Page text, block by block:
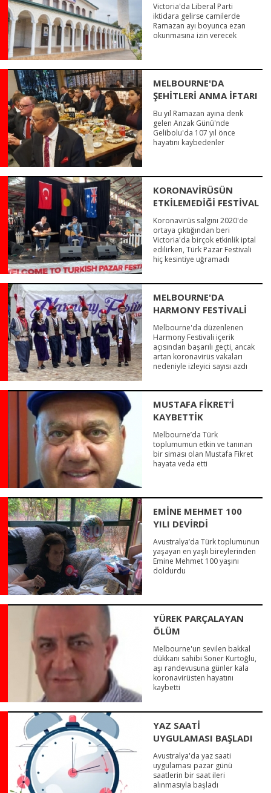
Victoria'da Liberal Parti
iktidara gelirse camilerde
Ramazan ayı boyunca ezan
okunmasına izin verecek
MELBOURNE'DA
ŞEHİTLERİ ANMA İFTARI
Bu yıl Ramazan ayına denk
gelen Anzak Günü'nde
Gelibolu'da 107 yıl önce
hayatını kaybedenler
KORONAVİRÜSÜN
ETKİLEMEDİĞİ FESTİVAL
Koronavirüs salgını 2020'de
ortaya çıktığından beri
Victoria'da birçok etkinlik iptal
edilirken, Türk Pazar Festivali
hiç kesintiye uğramadı
MELBOURNE'DA
HARMONY FESTİVALİ
Melbourne'da düzenlenen
Harmony Festivali içerik
açısından başarılı geçti, ancak
artan koronavirüs vakaları
nedeniyle izleyici sayısı azdı
MUSTAFA FİKRET’İ
KAYBETTİK
Melbourne’da Türk
toplumumun etkin ve tanınan
bir siması olan Mustafa Fikret
hayata veda etti
EMİNE MEHMET 100
YILI DEVİRDİ
Avustralya’da Türk toplumunun
yaşayan en yaşlı bireylerinden
Emine Mehmet 100 yaşını
doldurdu
YÜREK PARÇALAYAN
ÖLÜM
Melbourne'un sevilen bakkal
dükkanı sahibi Soner Kurtoğlu,
aşı randevusuna günler kala
koronavirüsten hayatını
kaybetti
YAZ SAATİ
UYGULAMASI BAŞLADI
Avustralya'da yaz saati
uygulaması pazar günü
saatlerin bir saat ileri
alınmasıyla başladı